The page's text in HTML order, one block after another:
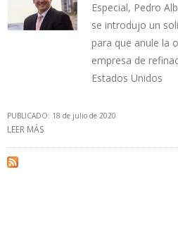
Especial, Pedro
se introdujo un
para que anule la
empresa de
Estados Unidos
PUBLICADO: 18 de julio de 2020
LEER MÁS